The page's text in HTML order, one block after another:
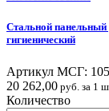
Стальной
гигиенический
Артикул МСГ:
20 262,00 руб. за 1
Количество